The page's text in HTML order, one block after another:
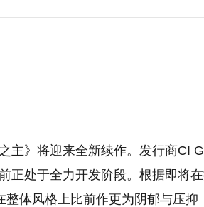
主》将迎来全新续作。发行商CI
正处于全力开发阶段。根据即将
体风格上比前作更为阴郁与压抑